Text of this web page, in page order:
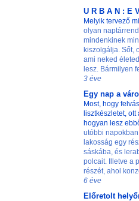
U R B A N : E
Melyik tervező
olyan
mindenkinek
kiszolgálja. Sőt,
ami neked
lesz. Bármilyen
3 éve
Egy nap a
Most, hogy
lisztkészletet, ott
hogyan lesz
utóbbi
lakosság egy
sáskába, és
polcait. Illetve a
részét, ahol
6 éve
Előretolt